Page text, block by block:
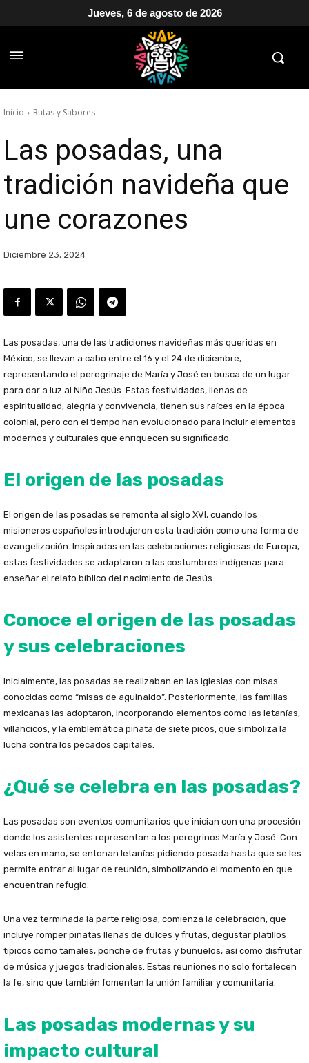
Jueves, 6 de agosto de 2026
Inicio Rutas y Sabores
Las posadas, una
tradición navideña que
une corazones
Diciembre 23, 2024
Las posadas, una de las tradiciones navideñas más queridas en
México, se llevan a cabo entre el 16 y el 24 de diciembre,
representando el peregrinaje de María y José en busca de un lugar
para dar a luz al Niño Jesús. Estas festividades, llenas de
espiritualidad, alegría y convivencia, tienen sus raíces en la época
colonial, pero con el tiempo han evolucionado para incluir elementos
modernos y culturales que enriquecen su significado.
El origen de las posadas
El origen de las posadas se remonta al siglo XVI, cuando los
misioneros españoles introdujeron esta tradición como una forma de
evangelización. Inspiradas en las celebraciones religiosas de Europa,
estas festividades se adaptaron a las costumbres indígenas para
enseñar el relato bíblico del nacimiento de Jesús.
Conoce el origen de las posadas
y sus celebraciones
Inicialmente, las posadas se realizaban en las iglesias con misas
conocidas como “misas de aguinaldo”. Posteriormente, las familias
mexicanas las adoptaron, incorporando elementos como las letanías,
villancicos, y la emblemática piñata de siete picos, que simboliza la
lucha contra los pecados capitales.
¿Qué se celebra en las posadas?
Las posadas son eventos comunitarios que inician con una procesión
donde los asistentes representan a los peregrinos María y José. Con
velas en mano, se entonan letanías pidiendo posada hasta que se les
permite entrar al lugar de reunión, simbolizando el momento en que
encuentran refugio.
Una vez terminada la parte religiosa, comienza la celebración, que
incluye romper piñatas llenas de dulces y frutas, degustar platillos
típicos como tamales, ponche de frutas y buñuelos, así como disfrutar
de música y juegos tradicionales. Estas reuniones no solo fortalecen
la fe, sino que también fomentan la unión familiar y comunitaria.
Las posadas modernas y su
impacto cultural